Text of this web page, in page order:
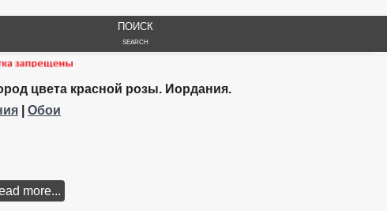
ПОИСК
SEARCH
цвета красной розы. Иордания.
Обои
more...